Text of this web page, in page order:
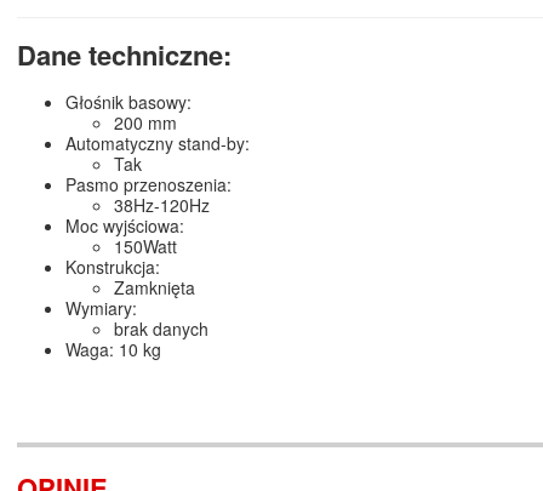
Dane techniczne:
Głośnik basowy:
200 mm
Automatyczny stand-by:
Tak
Pasmo przenoszenia:
38Hz-120Hz
Moc wyjściowa:
150Watt
Konstrukcja:
Zamknięta
Wymiary:
brak danych
Waga: 10 kg